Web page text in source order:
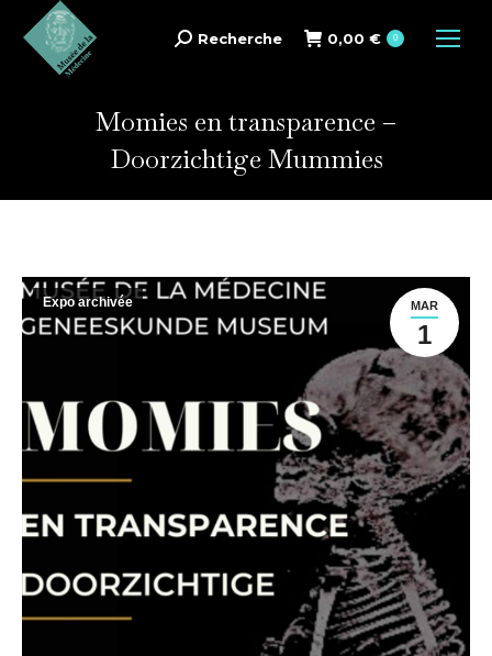
Search:
Recherche 0,00 € 0
Momies en transparence –
Doorzichtige Mummies
MAR
1
Expo archivée